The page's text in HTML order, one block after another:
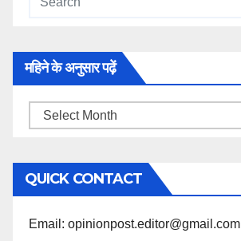
महिने के अनुसार पढ़ें
महिने
अनुसार
पढ़ें
QUICK CONTACT
Email: opinionpost.editor@gmail.com